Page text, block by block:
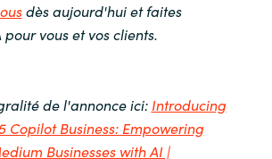
dès aujourd'hui et faites
vous et vos clients.
de l'annonce ici: Introducing
Copilot Business: Empowering
Businesses with AI |